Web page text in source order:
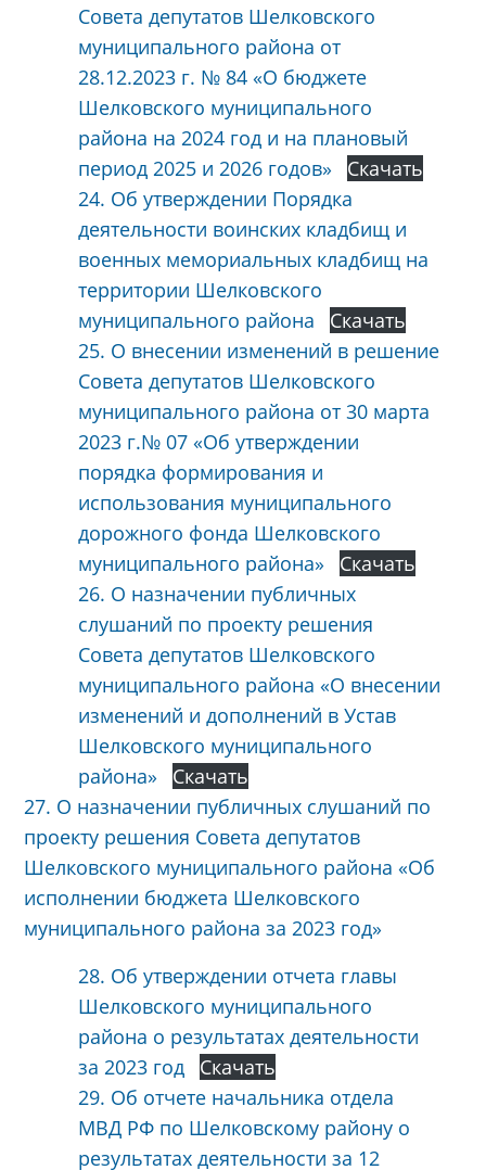
Совета депутатов Шелковского
муниципального района от
28.12.2023 г. № 84 «О бюджете
Шелковского муниципального
района на 2024 год и на плановый
период 2025 и 2026 годов»
Скачать
24. Об утверждении Порядка
деятельности воинских кладбищ и
военных мемориальных кладбищ на
территории Шелковского
муниципального района
Скачать
25. О внесении изменений в решение
Совета депутатов Шелковского
муниципального района от 30 марта
2023 г.№ 07 «Об утверждении
порядка формирования и
использования муниципального
дорожного фонда Шелковского
муниципального района»
Скачать
26. О назначении публичных
слушаний по проекту решения
Совета депутатов Шелковского
муниципального района «О внесении
изменений и дополнений в Устав
Шелковского муниципального
района»
Скачать
27. О назначении публичных слушаний по
проекту решения Совета депутатов
Шелковского муниципального района «Об
исполнении бюджета Шелковского
муниципального района за 2023 год»
28. Об утверждении отчета главы
Шелковского муниципального
района о результатах деятельности
за 2023 год
Скачать
29. Об отчете начальника отдела
МВД РФ по Шелковскому району о
результатах деятельности за 12